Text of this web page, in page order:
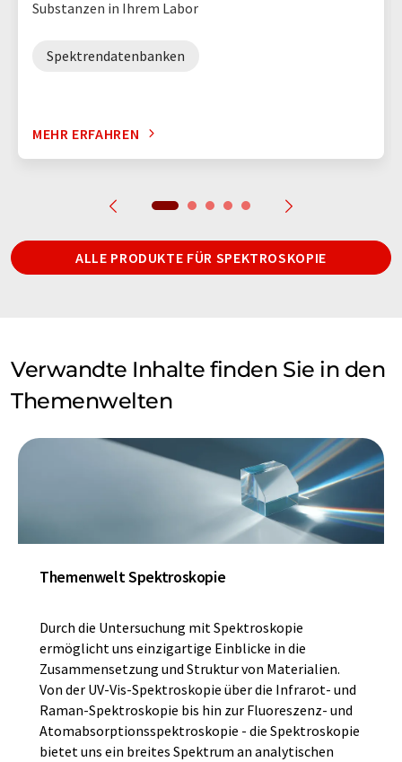
Substanzen in Ihrem Labor
Spektrendatenbanken
MEHR ERFAHREN
ALLE PRODUKTE FÜR SPEKTROSKOPIE
Verwandte Inhalte finden Sie in den
Themenwelten
Themenwelt Spektroskopie
Durch die Untersuchung mit Spektroskopie
ermöglicht uns einzigartige Einblicke in die
Zusammensetzung und Struktur von Materialien.
Von der UV-Vis-Spektroskopie über die Infrarot- und
Raman-Spektroskopie bis hin zur Fluoreszenz- und
Atomabsorptionsspektroskopie - die Spektroskopie
bietet uns ein breites Spektrum an analytischen